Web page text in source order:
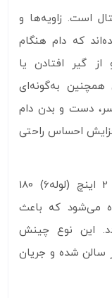
است. زاویه‌ها و
که دام هنگام
گیر افتادن یا
به‌گونه‌ای
دست و بدن دام
احساس راحتی
در برخی دامداری‌ها، از فری‌استال لوله 2 اینچ (لوله6) 180
می‌شود که باعث
این نوع چینش
سالن شده و جریان